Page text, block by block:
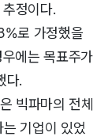
정이다.
로 가정했을
에는 목표주가
다.
빅파마의 전체
기업이 있었